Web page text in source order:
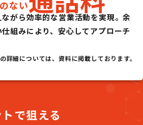
ない
がら効率的な営業活動を実現。余
組みにより、安心してアプローチ
詳細については、資料に掲載しております。
で狙える